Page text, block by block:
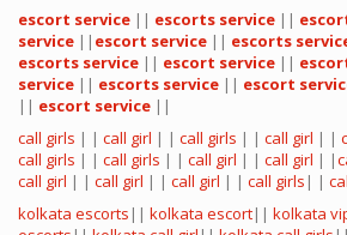
escort service || escorts service ||
service || escort service || escorts
escorts service || escort service ||
service || escorts service || escort
|| escort service ||
call girls | | call girl | | call girls | | call girl | |
call girls | | call girls | | call girl | | call girl | |
call girl | | call girl | | call girl | | call girls | |
kolkata escorts || kolkata escort|| kolkata